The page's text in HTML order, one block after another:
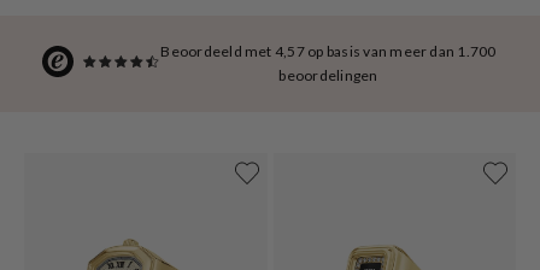
Beoordeeld met 4,57 op basis van meer dan 1.700
beoordelingen